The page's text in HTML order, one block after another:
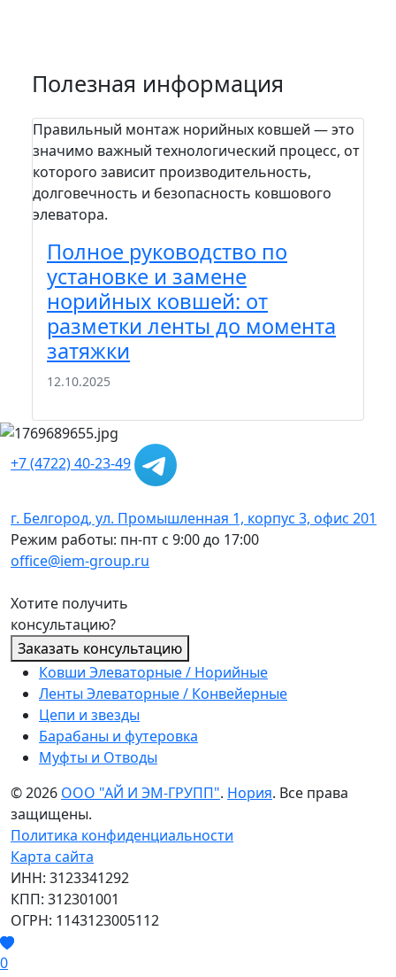
Полезная информация
Правильный монтаж норийных ковшей — это
значимо важный технологический процесс, от
которого зависит производительность,
долговечность и безопасность ковшового
элеватора.
Полное руководство по
установке и замене
норийных ковшей: от
разметки ленты до момента
затяжки
12.10.2025
+7 (4722) 40-23-49
г. Белгород, ул. Промышленная 1, корпус 3, офис 201
Режим работы: пн-пт с 9:00 до 17:00
office@iem-group.ru
Хотите получить
консультацию?
Заказать консультацию
Ковши Элеваторные / Норийные
Ленты Элеваторные / Конвейерные
Цепи и звезды
Барабаны и футеровка
Муфты и Отводы
© 2026 ООО "АЙ И ЭМ-ГРУПП". Нория. Все права
защищены.
Политика конфиденциальности
Карта сайта
ИНН: 3123341292
КПП: 312301001
ОГРН: 1143123005112
0